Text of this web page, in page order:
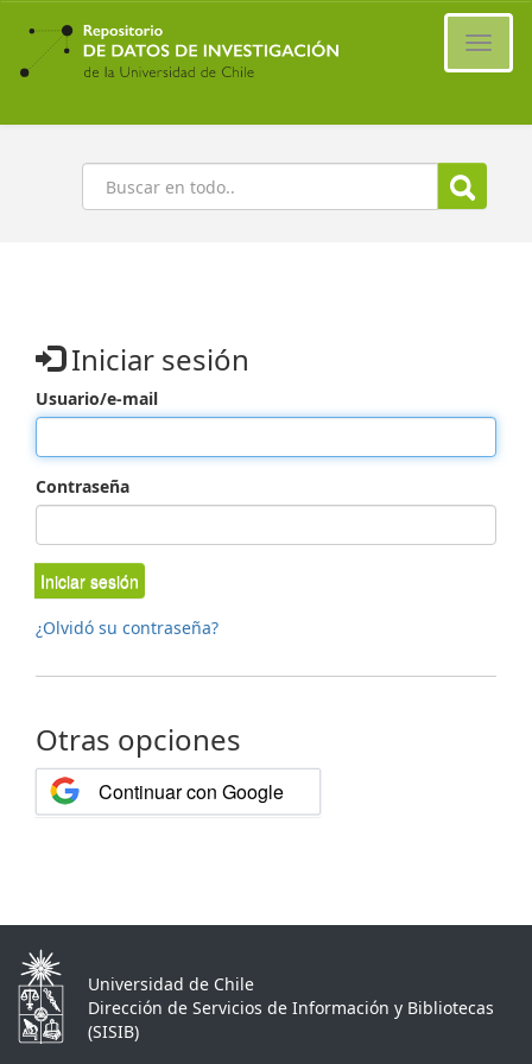
Ir
contenido
principal
Buscar
Iniciar sesión
Usuario/e-mail
Contraseña
Iniciar sesión
¿Olvidó su contraseña?
Otras opciones
Continuar con Google
Universidad de Chile
Dirección de Servicios de Información y Bibliotecas
(SISIB)